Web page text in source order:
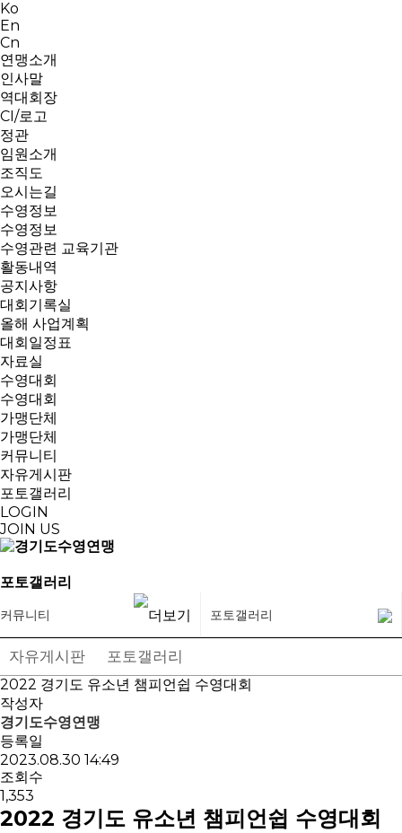
Ko
En
Cn
연맹소개
인사말
역대회장
CI/로고
정관
임원소개
조직도
오시는길
수영정보
수영정보
수영관련 교육기관
활동내역
공지사항
대회기록실
올해 사업계획
대회일정표
자료실
수영대회
수영대회
가맹단체
가맹단체
커뮤니티
자유게시판
포토갤러리
LOGIN
JOIN US
포토갤러리
커뮤니티 포토갤러리
자유게시판 포토갤러리
2022 경기도 유소년 챔피언쉽 수영대회
작성자
경기도수영연맹
등록일
2023.08.30 14:49
조회수
1,353
2022 경기도 유소년 챔피언쉽 수영대회